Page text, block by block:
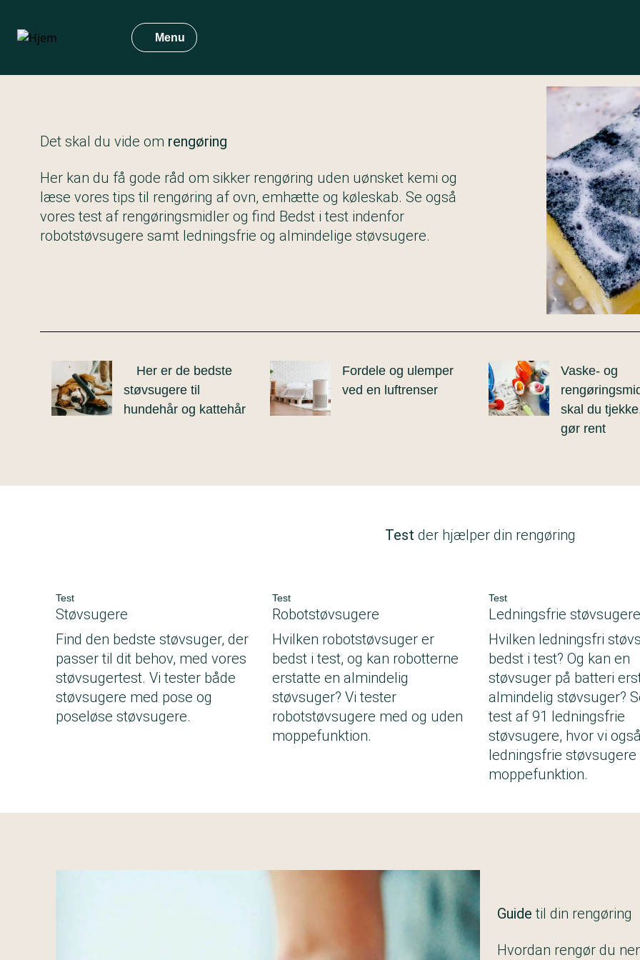
hovedindhold
Menu
Det skal du vide om rengøring
Her kan du få gode råd om sikker rengøring uden uønsket kemi og
læse vores tips til rengøring af ovn, emhætte og køleskab. Se også
vores test af rengøringsmidler og find Bedst i test indenfor
robotstøvsugere samt ledningsfrie og almindelige støvsugere.
Her er de bedste
støvsugere til
hundehår og kattehår
Fordele og ulemper
ved en luftrenser
Vaske- og
skal du
gør rent
Test der hjælper din rengøring
Test
Støvsugere
Find den bedste støvsuger, der
passer til dit behov, med vores
støvsugertest. Vi tester både
støvsugere med pose og
poseløse støvsugere.
Test
Robotstøvsugere
Hvilken robotstøvsuger er
bedst i test, og kan robotterne
erstatte en almindelig
støvsuger? Vi tester
robotstøvsugere med og uden
moppefunktion.
Test
Ledningsfrie støvsugere
Hvilken ledningsfri
bedst i test? Og kan en
støvsuger på batteri
almindelig støvsuger?
test af 91 ledningsfrie
støvsugere, hvor vi
ledningsfrie
moppefunktion.
Guidetil din rengøring
Hvordan rengør du